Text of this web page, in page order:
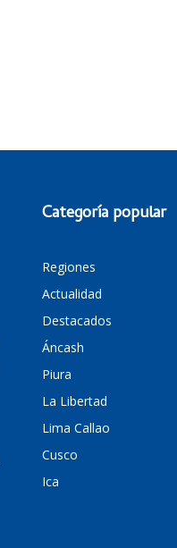
Categoría popular
Regiones
Actualidad
Destacados
Áncash
Piura
La Libertad
Lima Callao
Cusco
Ica